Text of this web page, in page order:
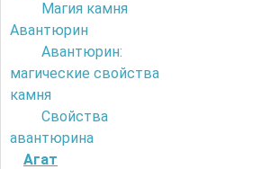
Магия камня
Авантюрин
Авантюрин:
магические свойства
камня
Свойства
авантюрина
Агат